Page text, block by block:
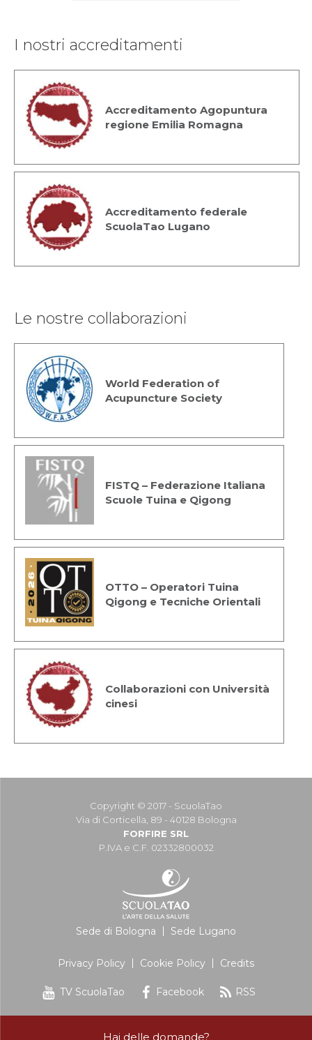
I nostri accreditamenti
Accreditamento Agopuntura
regione Emilia Romagna
Accreditamento federale
ScuolaTao Lugano
Le nostre collaborazioni
World Federation of
Acupuncture Society
FISTQ – Federazione Italiana
Scuole Tuina e Qigong
OTTO – Operatori Tuina
Qigong e Tecniche Orientali
Collaborazioni con Università
cinesi
Copyright © 2017 - ScuolaTao
Via di Corticella, 89 - 40128 Bologna
FORFIRE SRL
P.IVA e C.F. 02332800032
Sede di Bologna Sede Lugano
Privacy Policy Cookie Policy Credits
TV ScuolaTao Facebook RSS
Hai delle domande?